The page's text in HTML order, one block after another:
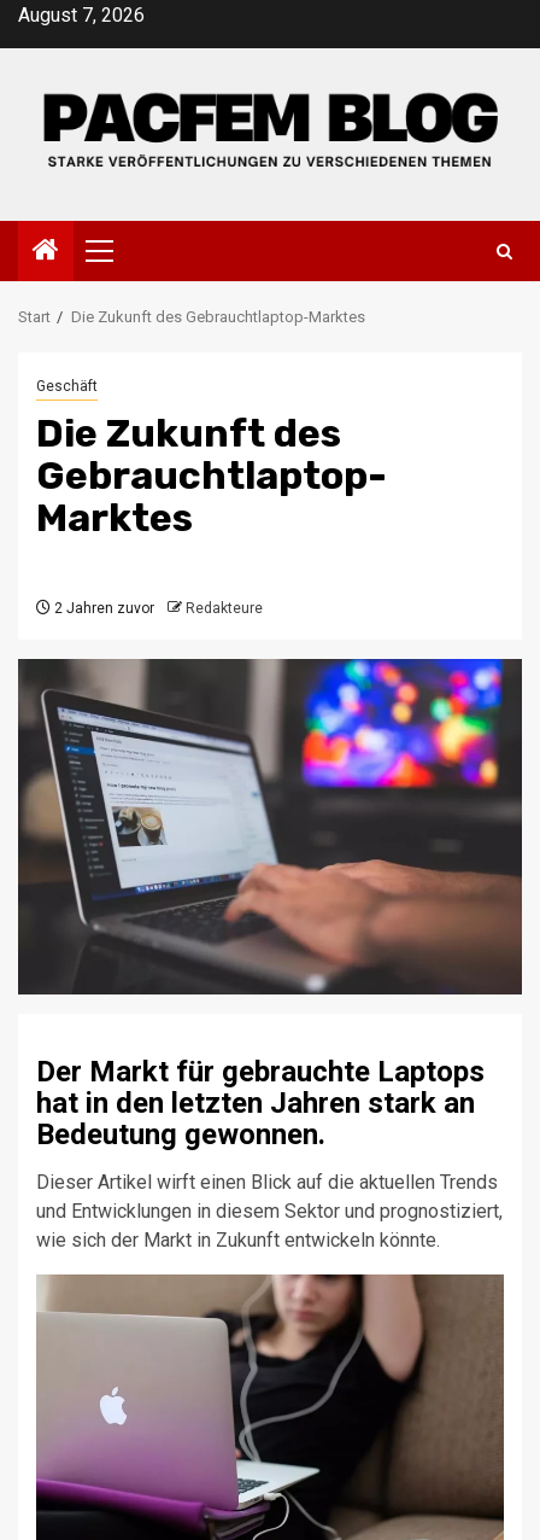
ZumAugust 7, 2026
Primäres
Menü
Start Die Zukunft des Gebrauchtlaptop-Marktes
Geschäft
Die Zukunft des
Gebrauchtlaptop-
Marktes
2 Jahren zuvor Redakteure
Der Markt für gebrauchte Laptops
hat in den letzten Jahren stark an
Bedeutung gewonnen.
Dieser Artikel wirft einen Blick auf die aktuellen Trends
und Entwicklungen in diesem Sektor und prognostiziert,
wie sich der Markt in Zukunft entwickeln könnte.